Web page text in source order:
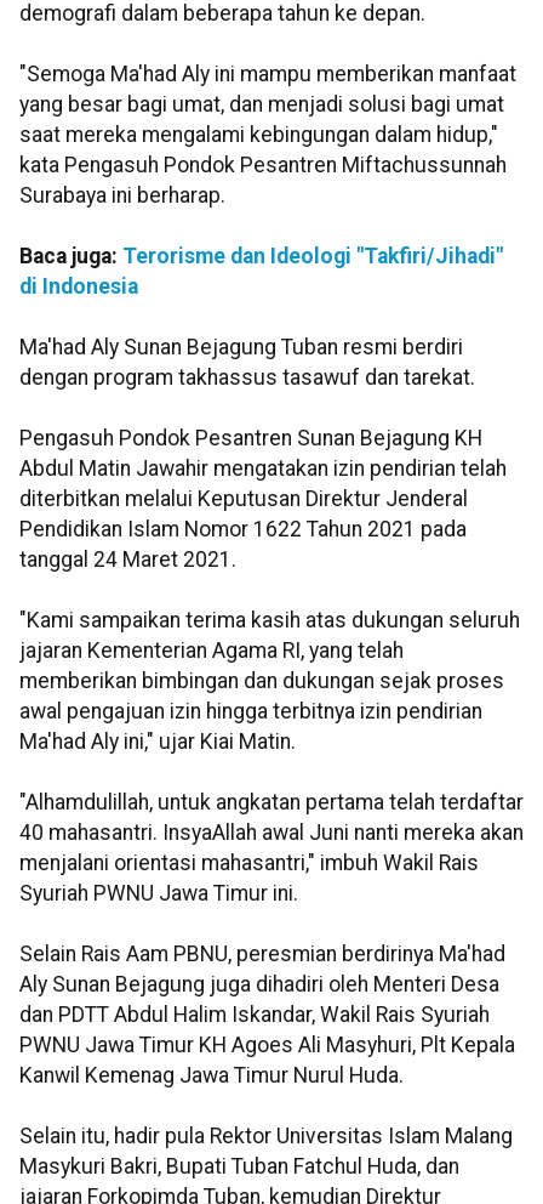
demografi dalam beberapa tahun ke depan.
"Semoga Ma'had Aly ini mampu memberikan manfaat
yang besar bagi umat, dan menjadi solusi bagi umat
saat mereka mengalami kebingungan dalam hidup,"
kata Pengasuh Pondok Pesantren Miftachussunnah
Surabaya ini berharap.
Baca juga: Terorisme dan Ideologi "Takfiri/Jihadi"
di Indonesia
Ma'had Aly Sunan Bejagung Tuban resmi berdiri
dengan program takhassus tasawuf dan tarekat.
Pengasuh Pondok Pesantren Sunan Bejagung KH
Abdul Matin Jawahir mengatakan izin pendirian telah
diterbitkan melalui Keputusan Direktur Jenderal
Pendidikan Islam Nomor 1622 Tahun 2021 pada
tanggal 24 Maret 2021.
"Kami sampaikan terima kasih atas dukungan seluruh
jajaran Kementerian Agama RI, yang telah
memberikan bimbingan dan dukungan sejak proses
awal pengajuan izin hingga terbitnya izin pendirian
Ma'had Aly ini," ujar Kiai Matin.
"Alhamdulillah, untuk angkatan pertama telah terdaftar
40 mahasantri. InsyaAllah awal Juni nanti mereka akan
menjalani orientasi mahasantri," imbuh Wakil Rais
Syuriah PWNU Jawa Timur ini.
Selain Rais Aam PBNU, peresmian berdirinya Ma'had
Aly Sunan Bejagung juga dihadiri oleh Menteri Desa
dan PDTT Abdul Halim Iskandar, Wakil Rais Syuriah
PWNU Jawa Timur KH Agoes Ali Masyhuri, Plt Kepala
Kanwil Kemenag Jawa Timur Nurul Huda.
Selain itu, hadir pula Rektor Universitas Islam Malang
Masykuri Bakri, Bupati Tuban Fatchul Huda, dan
jajaran Forkopimda Tuban, kemudian Direktur